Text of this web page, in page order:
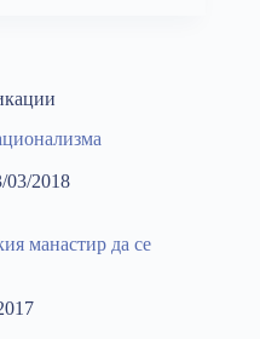
03/2018
манастир да се